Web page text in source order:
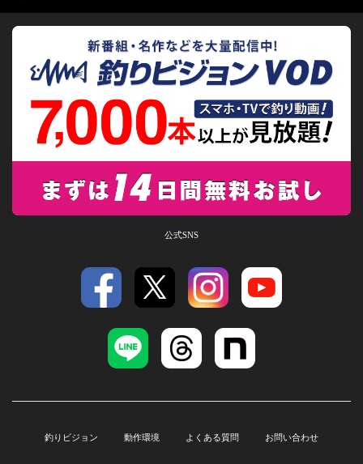
公式SNS
釣りビジョン 動作環境 よくある質問 お問い合わせ